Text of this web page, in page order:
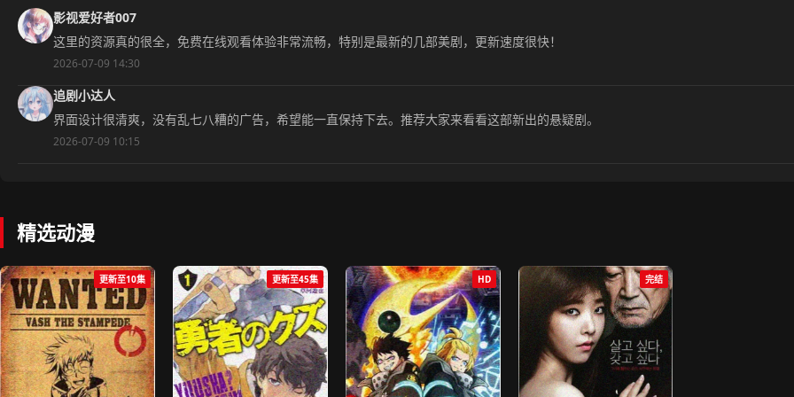
影视爱好者007
这里的资源真的很全，免费在线观看体验非常流畅，特别是最新的几部美剧，更新速度很快！
2026-07-09 14:30
追剧小达人
界面设计很清爽，没有乱七八糟的广告，希望能一直保持下去。推荐大家来看看这部新出的悬疑剧。
2026-07-09 10:15
精选动漫
更新至10集 更新至45集 HD 完结